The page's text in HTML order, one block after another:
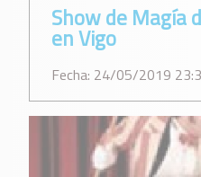
Show de Magía
en Vigo
Fecha: 24/05/2019